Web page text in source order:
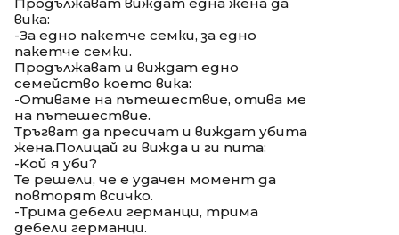
вика:
-За едно пакетче семки, за едно
пакетче семки.
Продължават и виждат едно
семейство което вика:
-Отиваме на пътешествие, отива ме
на пътешествие.
Тръгват да пресичат и виждат убита
жена.Полицай ги вижда и ги пита:
-Koй я уби?
Те решели, че е удачен момент да
повторят всичко.
-Трима дебели германци, трима
дебели германци.